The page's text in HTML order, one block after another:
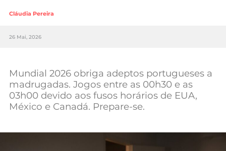
Sociedade
Tecnologia
Negócios
Mundial 2026
Cláudia Pereira
26 Mai, 2026
Mundial 2026 obriga adeptos portugueses a
madrugadas. Jogos entre as 00h30 e as
03h00 devido aos fusos horários de EUA,
México e Canadá. Prepare-se.